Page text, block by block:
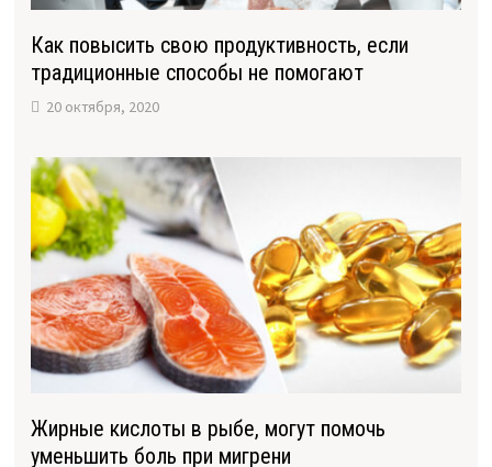
Как повысить свою продуктивность, если
традиционные способы не помогают
20 октября, 2020
Жирные кислоты в рыбе, могут помочь
уменьшить боль при мигрени